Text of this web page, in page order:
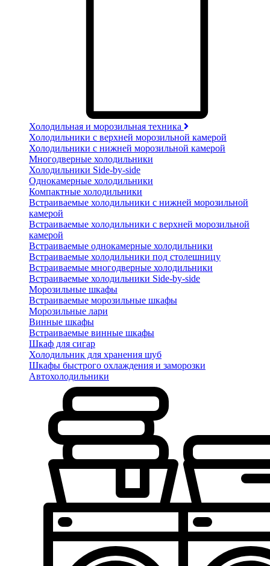
Холодильная и морозильная техника
Холодильники с верхней морозильной камерой
Холодильники с нижней морозильной камерой
Многодверные холодильники
Холодильники Side-by-side
Однокамерные холодильники
Компактные холодильники
Встраиваемые холодильники с нижней морозильной
камерой
Встраиваемые холодильники с верхней морозильной
камерой
Встраиваемые однокамерные холодильники
Встраиваемые холодильники под столешницу
Встраиваемые многодверные холодильники
Встраиваемые холодильники Side-by-side
Морозильные шкафы
Встраиваемые морозильные шкафы
Морозильные лари
Винные шкафы
Встраиваемые винные шкафы
Шкаф для сигар
Холодильник для хранения шуб
Шкафы быстрого охлаждения и заморозки
Автохолодильники